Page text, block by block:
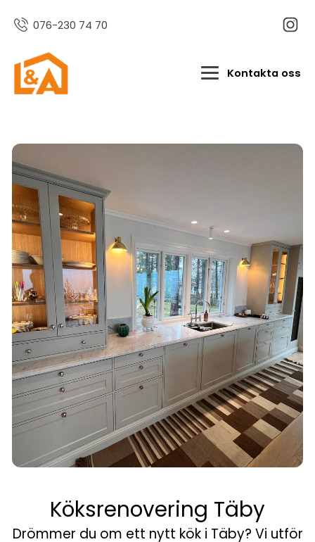
076-230 74 70
Kontakta oss
Köksrenovering Täby
Drömmer du om ett nytt kök i Täby? Vi utför